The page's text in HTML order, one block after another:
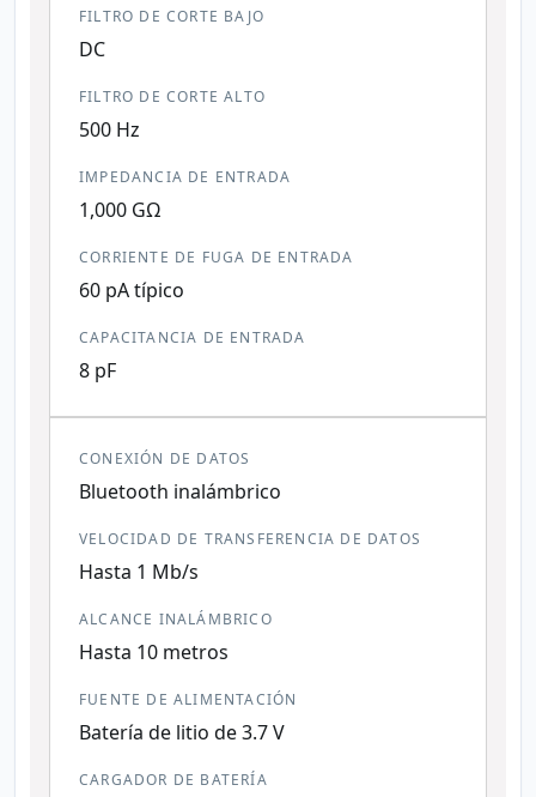
FILTRO DE CORTE BAJO
DC
FILTRO DE CORTE ALTO
500 Hz
IMPEDANCIA DE ENTRADA
1,000 GΩ
CORRIENTE DE FUGA DE ENTRADA
60 pA típico
CAPACITANCIA DE ENTRADA
8 pF
CONEXIÓN DE DATOS
Bluetooth inalámbrico
VELOCIDAD DE TRANSFERENCIA DE DATOS
Hasta 1 Mb/s
ALCANCE INALÁMBRICO
Hasta 10 metros
FUENTE DE ALIMENTACIÓN
Batería de litio de 3.7 V
CARGADOR DE BATERÍA